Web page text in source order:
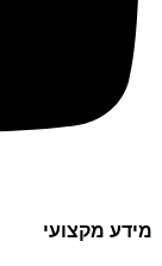
מידע מקצועי